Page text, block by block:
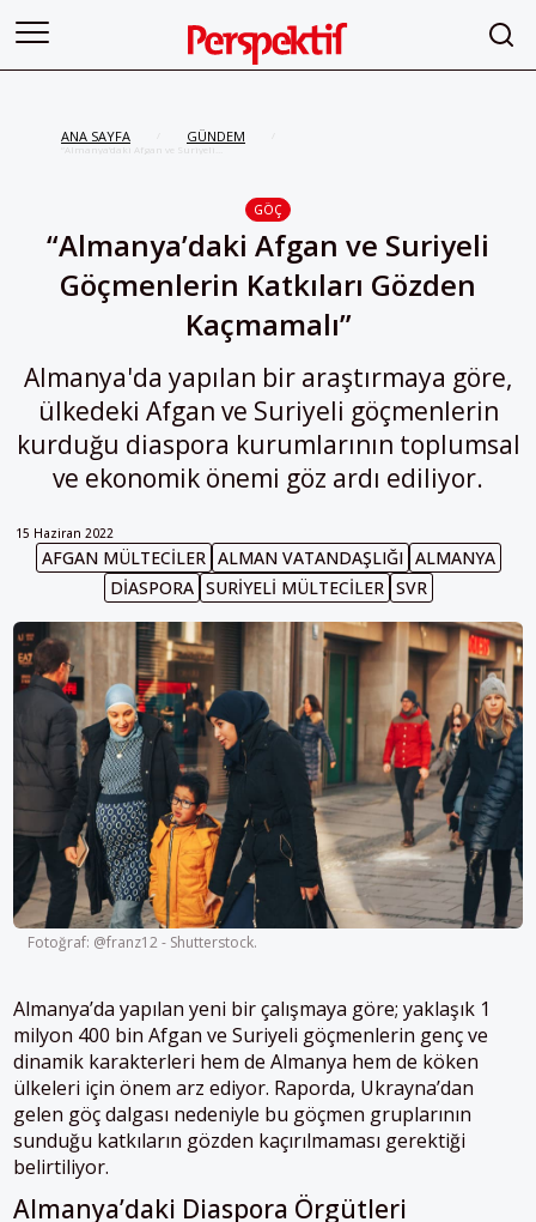
ANA SAYFA GÜNDEM
“Almanya’daki Afgan ve Suriyeli
Göçmenlerin Katkıları Gözden
GÖÇ
“Almanya’daki Afgan ve Suriyeli
Göçmenlerin Katkıları Gözden
Kaçmamalı”
Almanya'da yapılan bir araştırmaya göre,
ülkedeki Afgan ve Suriyeli göçmenlerin
kurduğu diaspora kurumlarının toplumsal
ve ekonomik önemi göz ardı ediliyor.
15 Haziran 2022
AFGAN MÜLTECILER ALMAN VATANDAŞLIĞI ALMANYA
DIASPORA SURIYELI MÜLTECILER SVR
Fotoğraf: @franz12 - Shutterstock.
Almanya’da yapılan yeni bir çalışmaya göre; yaklaşık 1
milyon 400 bin Afgan ve Suriyeli göçmenlerin genç ve
dinamik karakterleri hem de Almanya hem de köken
ülkeleri için önem arz ediyor. Raporda, Ukrayna’dan
gelen göç dalgası nedeniyle bu göçmen gruplarının
sunduğu katkıların gözden kaçırılmaması gerektiği
belirtiliyor.
Almanya’daki Diaspora Örgütleri